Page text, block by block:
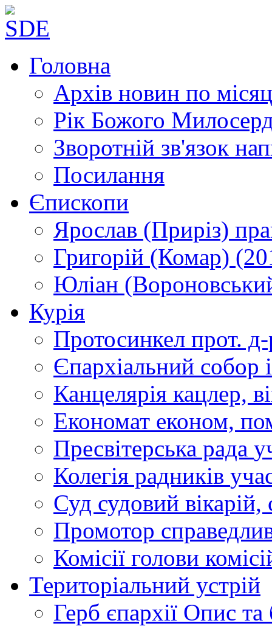
Головна
Архів новин по
Рік Божого
Зворотній зв'язок
Посилання
Єпископи
Ярослав (Приріз)
Григорій (Комар)
Юліан
Курія
Протосинкел прот.
Єпархіальний собор
Канцелярія кацлер,
Економат економ,
Пресвітерська рада
Колегія радників
Суд судовий вікарій,
Промотор
Комісії голови
Територіальний устрій
Герб єпархії Опис та